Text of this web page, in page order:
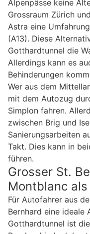
Alpenpässe keine
Grossraum Zürich
Astra eine
(A13). Diese
Gotthardtunnel die
Allerdings kann es
Behinderungen
Wer aus dem
mit dem Autozug
Simplon fahren.
zwischen Brig und
Sanierungsarbeiten
Takt. Dies kann in
führen.
Grosser St.
Montblanc
Für Autofahrer aus
Bernhard eine ideale
Gotthardtunnel ist